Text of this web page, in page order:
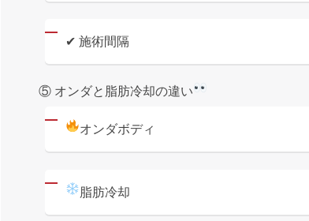
✔ 施術間隔
⑤ オンダと脂肪冷却の違い
オンダボディ
脂肪冷却